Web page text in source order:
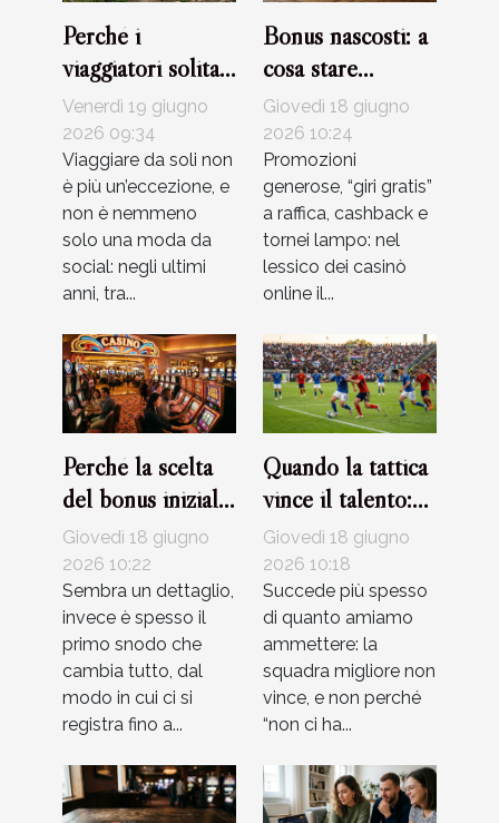
Perché i
viaggiatori solitari
stanno
riscrivendo le
regole
dell’esplorazione
Venerdì 19 giugno
2026 09:34
Viaggiare da soli non
è più un’eccezione, e
non è nemmeno
solo una moda da
social: negli ultimi
anni, tra...
Bonus nascosti: a
cosa stare
davvero attenti
leggendo i
termini dei casinò
Giovedì 18 giugno
2026 10:24
Promozioni
generose, “giri gratis”
a raffica, cashback e
tornei lampo: nel
lessico dei casinò
online il...
Perché la scelta
del bonus iniziale
può influenzare la
tua esperienza al
casinò
Giovedì 18 giugno
2026 10:22
Sembra un dettaglio,
invece è spesso il
primo snodo che
cambia tutto, dal
modo in cui ci si
registra fino a...
Quando la tattica
vince il talento:
storie di partite
indimenticabili
Giovedì 18 giugno
2026 10:18
Succede più spesso
di quanto amiamo
ammettere: la
squadra migliore non
vince, e non perché
“non ci ha...